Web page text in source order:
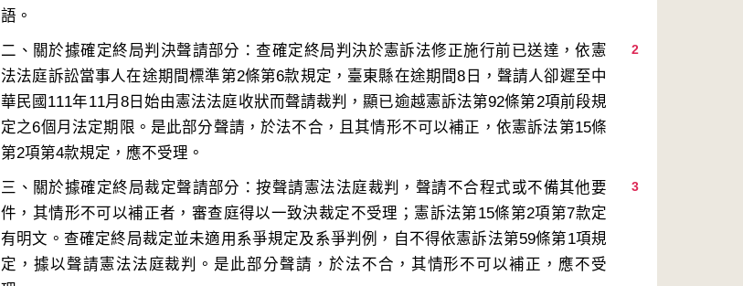
2
二、關於據確定終局判決聲請部分：查確定終局判決於憲訴法修正施行前已送達，依憲
法法庭訴訟當事人在途期間標準第2條第6款規定，臺東縣在途期間8日，聲請人卻遲至中
華民國111年11月8日始由憲法法庭收狀而聲請裁判，顯已逾越憲訴法第92條第2項前段規
定之6個月法定期限。是此部分聲請，於法不合，且其情形不可以補正，依憲訴法第15條
3
三、關於據確定終局裁定聲請部分：按聲請憲法法庭裁判，聲請不合程式或不備其他要
件，其情形不可以補正者，審查庭得以一致決裁定不受理；憲訴法第15條第2項第7款定
有明文。查確定終局裁定並未適用系爭規定及系爭判例，自不得依憲訴法第59條第1項規
定，據以聲請憲法法庭裁判。是此部分聲請，於法不合，其情形不可以補正，應不受